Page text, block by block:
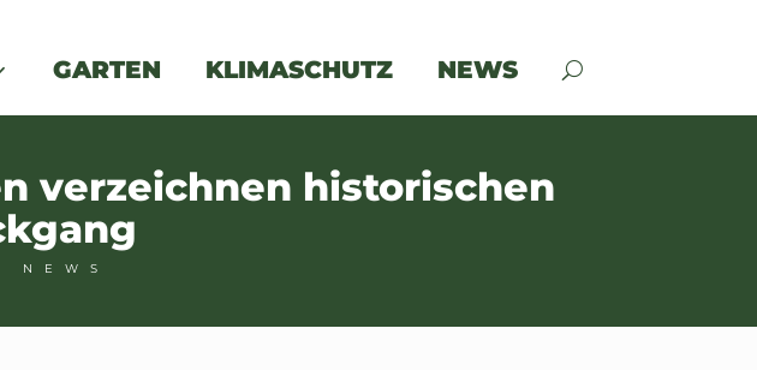
GARTEN KLIMASCHUTZ NEWS
verzeichnen historischen
NEWS